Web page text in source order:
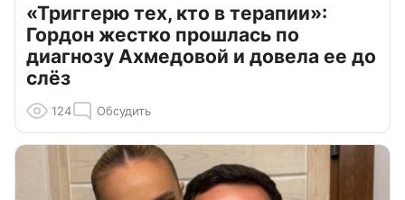
«Триггерю тех, кто в терапии»:
Гордон жестко прошлась по
диагнозу Ахмедовой и довела ее до
слёз
124 Обсудить